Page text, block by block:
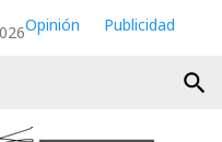
Opinión
Publicidad
search